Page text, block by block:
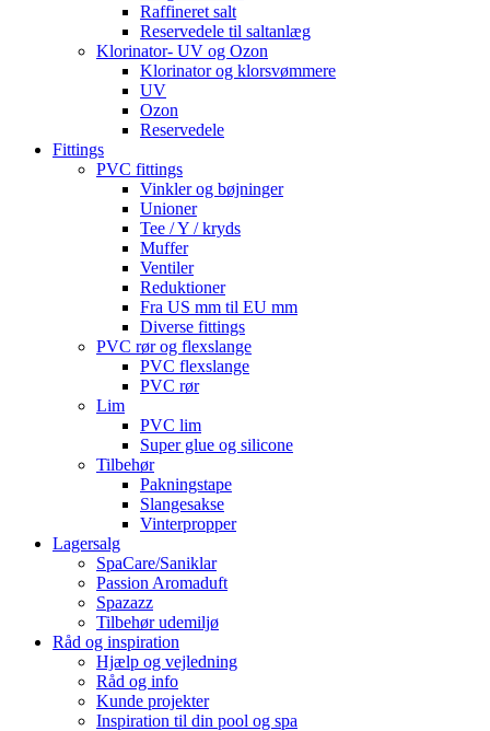
Raffineret salt
Reservedele til saltanlæg
Klorinator- UV og Ozon
Klorinator og klorsvømmere
UV
Ozon
Reservedele
Fittings
PVC fittings
Vinkler og bøjninger
Unioner
Tee / Y / kryds
Muffer
Ventiler
Reduktioner
Fra US mm til EU mm
Diverse fittings
PVC rør og flexslange
PVC flexslange
PVC rør
Lim
PVC lim
Super glue og silicone
Tilbehør
Pakningstape
Slangesakse
Vinterpropper
Lagersalg
SpaCare/Saniklar
Passion Aromaduft
Spazazz
Tilbehør udemiljø
Råd og inspiration
Hjælp og vejledning
Råd og info
Kunde projekter
Inspiration til din pool og spa